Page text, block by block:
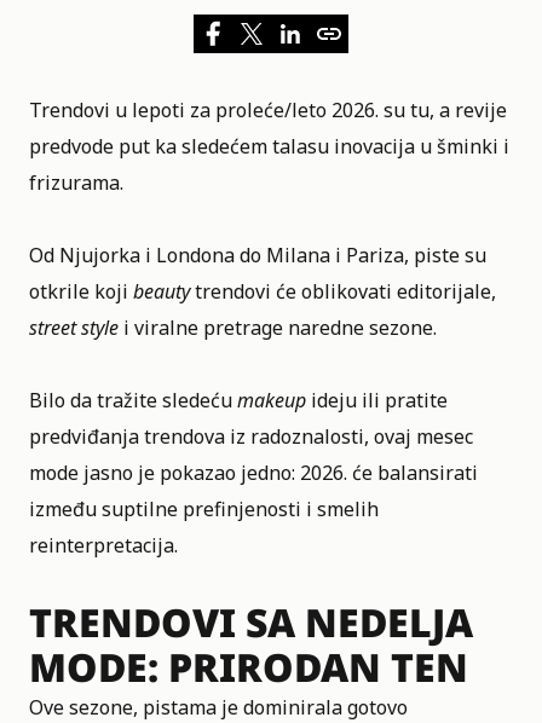
Trendovi u lepoti za proleće/leto 2026. su tu, a revije
predvode put ka sledećem talasu inovacija u šminki i
frizurama.
Od Njujorka i Londona do Milana i Pariza, piste su
otkrile koji beautytrendovi će oblikovati editorijale,
street style i viralne pretrage naredne sezone.
Bilo da tražite sledećumakeup ideju ili pratite
predviđanja trendova iz radoznalosti, ovaj mesec
mode jasno je pokazao jedno: 2026. će balansirati
između suptilne prefinjenosti i smelih
reinterpretacija.
TRENDOVI SA NEDELJA
MODE: PRIRODAN TEN
Ove sezone, pistama je dominirala gotovo